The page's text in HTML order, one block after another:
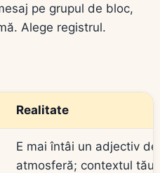
pe grupul de bloc,
Alege registrul.
Realitate
E mai întâi un adjectiv de
atmosferă; contextul tău